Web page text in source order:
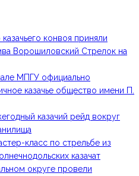
конвоя приняли
Ворошиловский Стрелок на
МПГУ официально
казачье общество имени П.
казачий рейд вокруг
класс по стрельбе из
казачат
округе провели